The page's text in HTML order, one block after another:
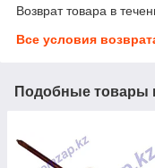
Возврат товара в
Все условия
Подобные товары